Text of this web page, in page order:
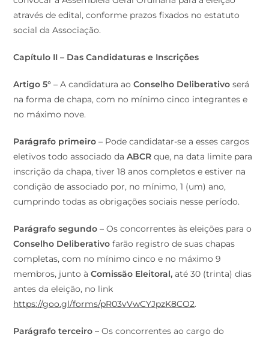
através de edital, conforme prazos fixados no estatuto
social da Associação.
Capítulo II – Das Candidaturas e Inscrições
Artigo 5° – A candidatura aoConselho Deliberativo será
na forma de chapa, com no mínimo cinco integrantes e
no máximo nove.
Parágrafo primeiro – Pode candidatar-se a esses cargos
eletivos todo associado daABCR que, na data limite para
inscrição da chapa, tiver 18 anos completos e estiver na
condição de associado por, no mínimo, 1 (um) ano,
cumprindo todas as obrigações sociais nesse período.
Parágrafo segundo – Os concorrentes às eleições para o
Conselho Deliberativo farão registro de suas chapas
completas, com no mínimo cinco e no máximo 9
membros, junto àComissão Eleitoral, até 30 (trinta) dias
antes da eleição, no link
https://goo.gl/forms/pR03vVwCYJpzK8CO2.
Parágrafo terceiro –Os concorrentes ao cargo do